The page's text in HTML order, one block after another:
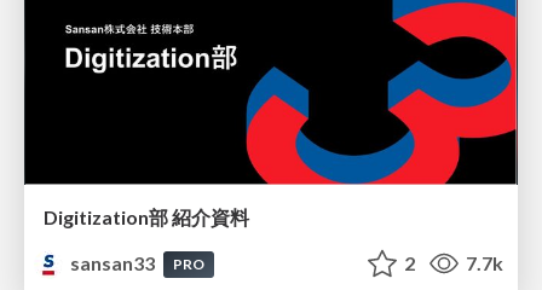
Digitization部 紹介資料
sansan33
PRO 2 7.7k